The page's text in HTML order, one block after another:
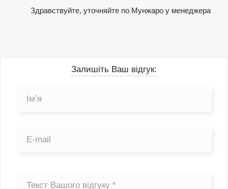
Здравствуйте, уточняйте по Мунжаро у менеджера
Залишіть Ваш відгук: